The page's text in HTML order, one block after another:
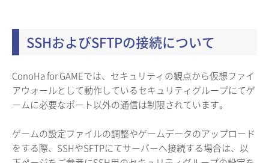
SSHおよびSFTPの接続について
ConoHa for GAMEでは、セキュリティの観点から仮想ファイ
アウォールとして動作しているセキュリティグループにてゲ
ームに必要なポート以外の通信は制限されています。
ゲームの設定ファイルの調整やゲームデータのアップロード
をする際、SSHやSFTPにてサーバーへ接続する場合は、以